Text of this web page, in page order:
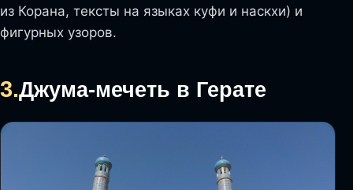
из Корана, тексты на языках куфи и наскхи) и
фигурных узоров.
3.Джума-мечеть в Герате